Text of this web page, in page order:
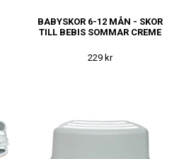
BABYSKOR 6-12 MÅN - SKOR
TILL BEBIS SOMMAR CREME
229 kr